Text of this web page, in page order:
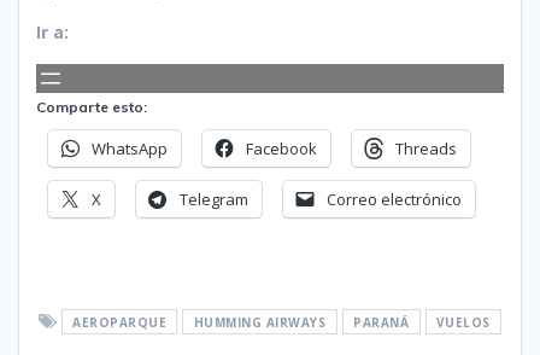
Ir a:
Comparte esto:
WhatsApp Facebook Threads
X Telegram Correo electrónico
AEROPARQUE HUMMING AIRWAYS PARANÁ VUELOS